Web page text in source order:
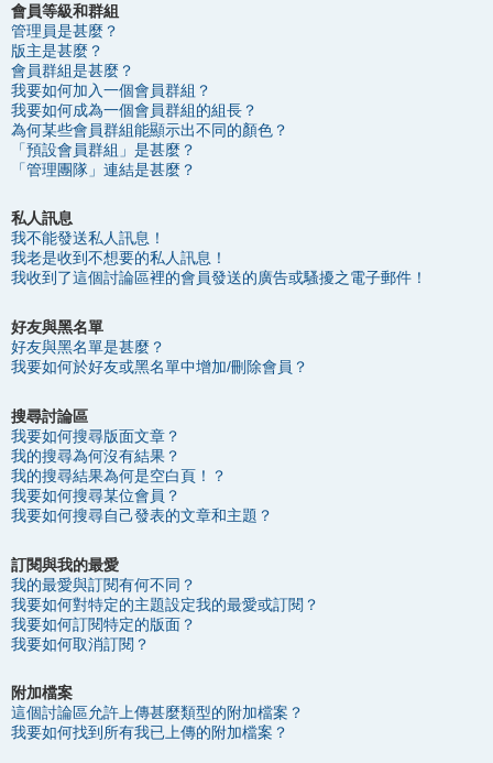
會員等級和群組
管理員是甚麼？
版主是甚麼？
會員群組是甚麼？
我要如何加入一個會員群組？
我要如何成為一個會員群組的組長？
為何某些會員群組能顯示出不同的顏色？
「預設會員群組」是甚麼？
「管理團隊」連結是甚麼？
私人訊息
我不能發送私人訊息！
我老是收到不想要的私人訊息！
我收到了這個討論區裡的會員發送的廣告或騷擾之電子郵件！
好友與黑名單
好友與黑名單是甚麼？
我要如何於好友或黑名單中增加/刪除會員？
搜尋討論區
我要如何搜尋版面文章？
我的搜尋為何沒有結果？
我的搜尋結果為何是空白頁！？
我要如何搜尋某位會員？
我要如何搜尋自己發表的文章和主題？
訂閱與我的最愛
我的最愛與訂閱有何不同？
我要如何對特定的主題設定我的最愛或訂閱？
我要如何訂閱特定的版面？
我要如何取消訂閱？
附加檔案
這個討論區允許上傳甚麼類型的附加檔案？
我要如何找到所有我已上傳的附加檔案？